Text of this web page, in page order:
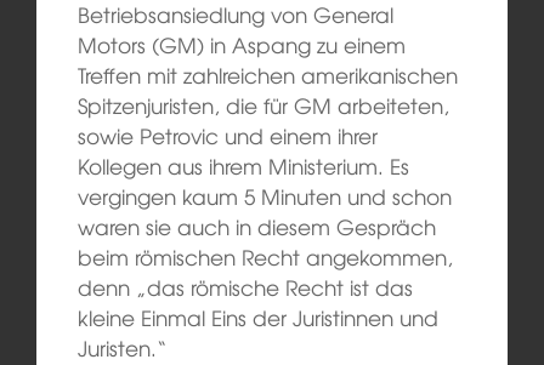
Betriebsansiedlung von General
Motors (GM) in Aspang zu einem
Treffen mit zahlreichen amerikanischen
Spitzenjuristen, die für GM arbeiteten,
sowie Petrovic und einem ihrer
Kollegen aus ihrem Ministerium. Es
vergingen kaum 5 Minuten und schon
waren sie auch in diesem Gespräch
beim römischen Recht angekommen,
denn „das römische Recht ist das
kleine Einmal Eins der Juristinnen und
Juristen.“